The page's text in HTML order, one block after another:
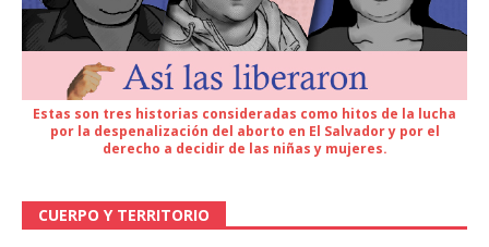
Estas son tres historias consideradas como hitos de la lucha
por la despenalización del aborto en El Salvador y por el
derecho a decidir de las niñas y mujeres.
CUERPO Y TERRITORIO